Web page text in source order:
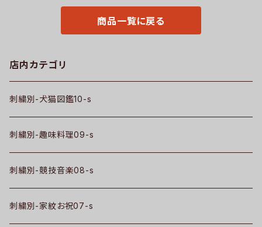
商品一覧に戻る
店内カテゴリ
刺繍別-犬猫図鑑10-s
刺繍別-趣味料理09-s
刺繍別-競技音楽08-s
刺繍別-家紋お祝07-s